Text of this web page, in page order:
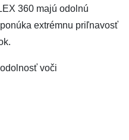
360 majú odolnú
extrémnu priľnavosť
voči